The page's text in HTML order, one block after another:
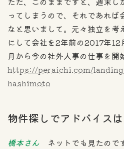
ってしまうので、それであれば
なと思いまして。元々独立を考
にして会社を2年前の2017年
月から今の社外人事の仕事を開
https://peraichi.com/
hashimoto
物件探しでアドバイス
橋本さん ネットでも見たので